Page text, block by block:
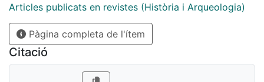
researched on the servile Catalan peasantry during the
14th and 15th centuries.
Articles publicats en revistes (Història i Arqueologia)
Pàgina completa de l'ítem
Citació